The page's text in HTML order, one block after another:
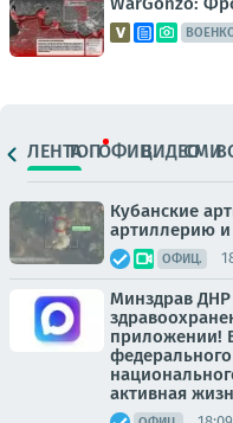
ЛЕНТАТОПОФИЦ.ВИДЕОСМИ
Кубанские
артиллерию
ОФИЦ.
Минздрав
приложении!
активная